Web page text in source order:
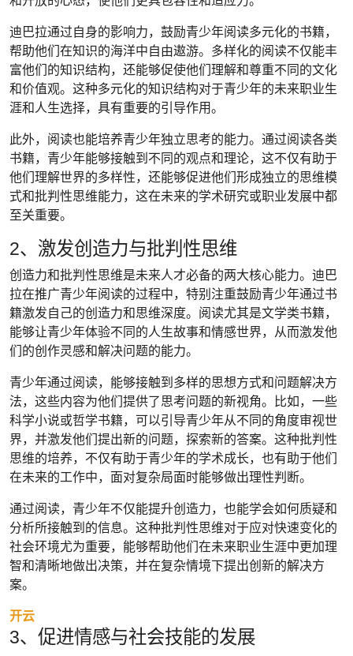
迪巴拉通过自身的影响力，鼓励青少年阅读多元化的书籍，
帮助他们在知识的海洋中自由遨游。多样化的阅读不仅能丰
富他们的知识结构，还能够促使他们理解和尊重不同的文化
和价值观。这种多元化的知识结构对于青少年的未来职业生
涯和人生选择，具有重要的引导作用。
此外，阅读也能培养青少年独立思考的能力。通过阅读各类
书籍，青少年能够接触到不同的观点和理论，这不仅有助于
他们理解世界的多样性，还能够促进他们形成独立的思维模
式和批判性思维能力，这在未来的学术研究或职业发展中都
至关重要。
2、激发创造力与批判性思维
创造力和批判性思维是未来人才必备的两大核心能力。迪巴
拉在推广青少年阅读的过程中，特别注重鼓励青少年通过书
籍激发自己的创造力和思维深度。阅读尤其是文学类书籍，
能够让青少年体验不同的人生故事和情感世界，从而激发他
们的创作灵感和解决问题的能力。
青少年通过阅读，能够接触到多样的思想方式和问题解决方
法，这些内容为他们提供了思考问题的新视角。比如，一些
科学小说或哲学书籍，可以引导青少年从不同的角度审视世
界，并激发他们提出新的问题，探索新的答案。这种批判性
思维的培养，不仅有助于青少年的学术成长，也有助于他们
在未来的工作中，面对复杂局面时能够做出理性判断。
通过阅读，青少年不仅能提升创造力，也能学会如何质疑和
分析所接触到的信息。这种批判性思维对于应对快速变化的
社会环境尤为重要，能够帮助他们在未来职业生涯中更加理
智和清晰地做出决策，并在复杂情境下提出创新的解决方
案。
开云
3、促进情感与社会技能的发展